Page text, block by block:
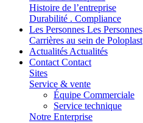
Histoire de l’entreprise
Durabilité . Compliance
Les Personnes Les Personnes
Carrières au sein de Poloplast
Actualités Actualités
Contact Contact
Sites
Service & vente
Équipe Commerciale
Service technique
Notre Enterprise